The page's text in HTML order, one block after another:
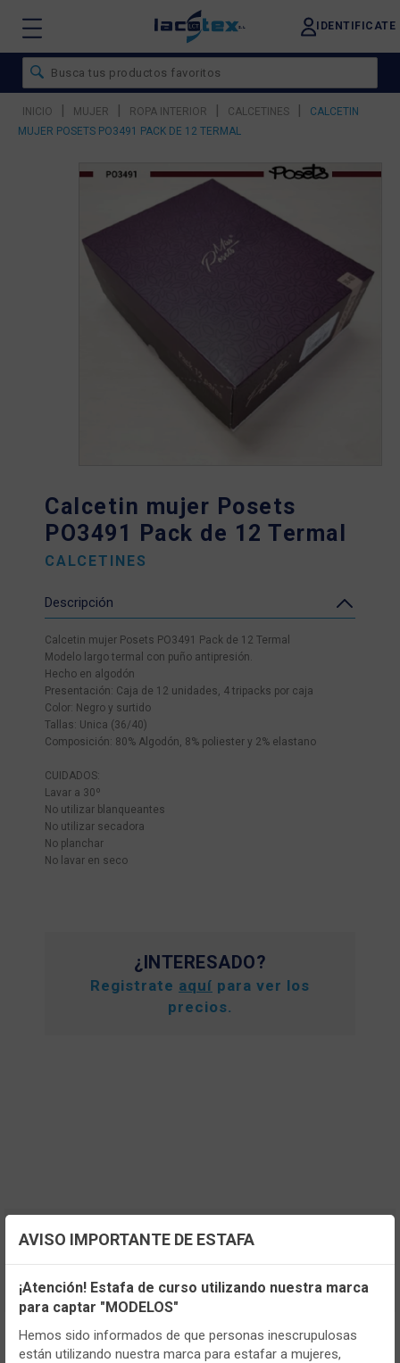
IDENTIFICATE
INICIO | MUJER | ROPA INTERIOR | CALCETINES |
CALCETIN
MUJER POSETS PO3491 PACK DE 12 TERMAL
Calcetin mujer Posets
PO3491 Pack de 12 Termal
CALCETINES
Descripción
Calcetin mujer Posets PO3491 Pack de 12 Termal
Modelo largo termal con puño antipresión.
Hecho en algodón
Presentación: Caja de 12 unidades, 4 tripacks por caja
Color: Negro y surtido
Tallas: Unica (36/40)
Composición: 80% Algodón, 8% poliester y 2% elastano
CUIDADOS:
Lavar a 30º
No utilizar blanqueantes
No utilizar secadora
No planchar
No lavar en seco
¿INTERESADO?
Registrate aquí para ver los
precios.
TENEMOS MUCHOS MÁS !
Registrateaquípara poder ver todo el
contenido y los precios.
Configuración de cookies
Utilizamos cookies propias y de terceros, de sesión o
persistentes, para hacer funcionar de manera segura nuestra
página web y personalizar su contenido.
AVISO IMPORTANTE DE ESTAFA
¡Atención! Estafa de curso utilizando nuestra marca
para captar "MODELOS"
Hemos sido informados de que personas inescrupulosas
están utilizando nuestra marca para estafar a mujeres,